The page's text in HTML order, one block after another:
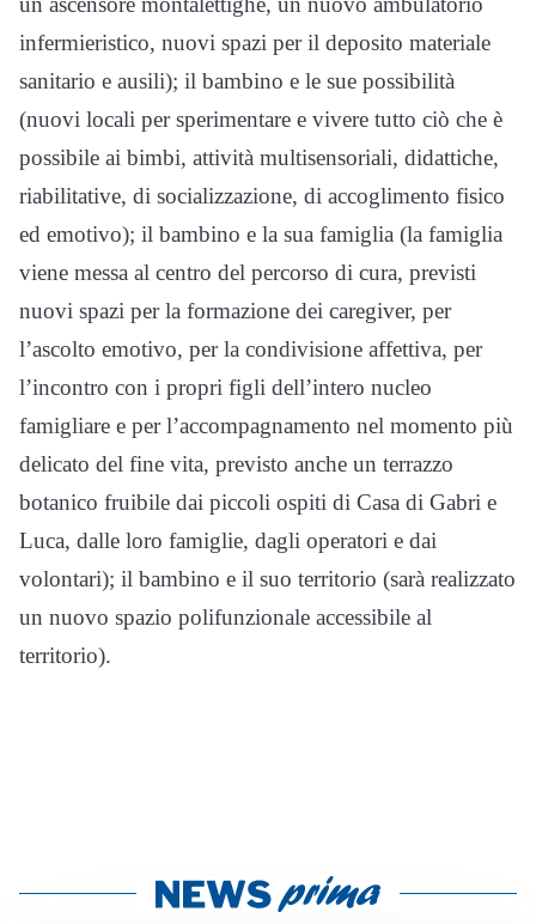
infermieristico, nuovi spazi per il deposito materiale
sanitario e ausili); il bambino e le sue possibilità
(nuovi locali per sperimentare e vivere tutto ciò che è
possibile ai bimbi, attività multisensoriali, didattiche,
riabilitative, di socializzazione, di accoglimento fisico
ed emotivo); il bambino e la sua famiglia (la famiglia
viene messa al centro del percorso di cura, previsti
nuovi spazi per la formazione dei caregiver, per
l’ascolto emotivo, per la condivisione affettiva, per
l’incontro con i propri figli dell’intero nucleo
famigliare e per l’accompagnamento nel momento più
delicato del fine vita, previsto anche un terrazzo
botanico fruibile dai piccoli ospiti di Casa di Gabri e
Luca, dalle loro famiglie, dagli operatori e dai
volontari); il bambino e il suo territorio (sarà realizzato
un nuovo spazio polifunzionale accessibile al
territorio).